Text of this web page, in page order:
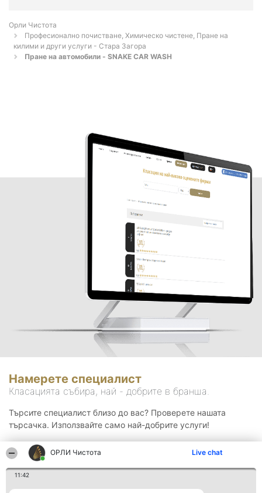
ОРЛИ Чистота Live chat
11:42
Орли Чистота
Професионално почистване, Химическо чистене, Пране на
килими и други услуги - Стара Загора
Пране на автомобили - SNAKE CAR WASH
Намерете специалист
Класацията събира, най - добрите в бранша.
Търсите специалист близо до вас? Проверете нашата
търсачка. Използвайте само най-добрите услуги!